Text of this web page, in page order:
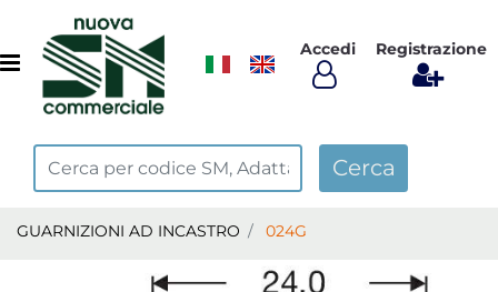
Open menu
Accedi Registrazione
GUARNIZIONI AD INCASTRO 024G